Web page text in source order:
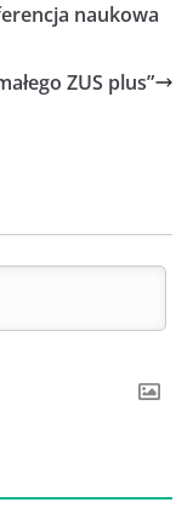
naukowa
ZUS plus”